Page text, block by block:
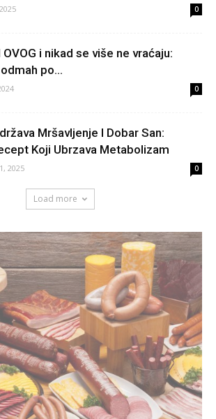
0
i nikad se više ne vraćaju:
po...
0
Mršavljenje I Dobar San:
Koji Ubrzava Metabolizam
2025 0
Load more